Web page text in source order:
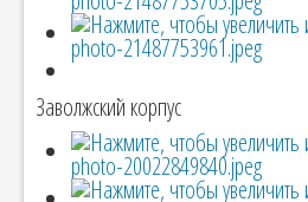
Заволжский корпус